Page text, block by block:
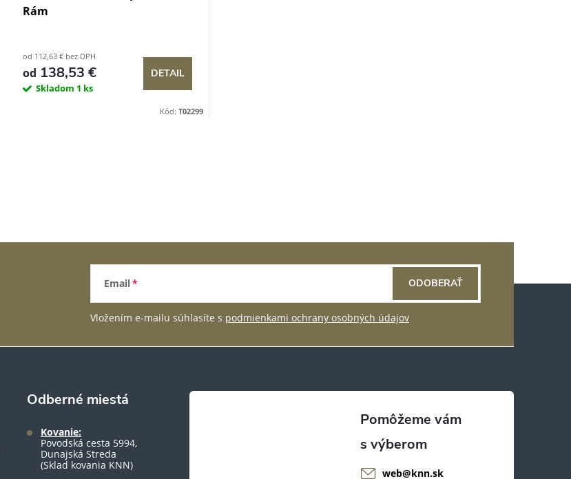
Rám
od 112,63 € bez DPH
od 138,53 €
Skladom 1 ks
DETAIL
Kód: T02299
Email
Vložením e-mailu súhlasíte s podmienkami ochrany osobných údajov
ODOBERAŤ
Odberné miestá
Kovanie:
Povodská cesta 5994,
Dunajská Streda
(Sklad kovania KNN)
web@knn.sk